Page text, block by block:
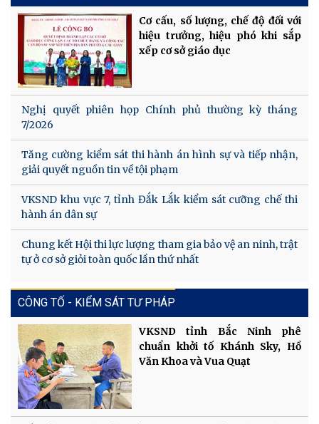
Cơ cấu, số lượng, chế độ đối với
hiệu trưởng, hiệu phó khi sắp
xếp cơ sở giáo dục
Nghị quyết phiên họp Chính phủ thường kỳ tháng
7/2026
Tăng cường kiểm sát thi hành án hình sự và tiếp nhận,
giải quyết nguồn tin về tội phạm
VKSND khu vực 7, tỉnh Đắk Lắk kiểm sát cưỡng chế thi
hành án dân sự
Chung kết Hội thi lực lượng tham gia bảo vệ an ninh, trật
tự ở cơ sở giỏi toàn quốc lần thứ nhất
CÔNG TỐ - KIỂM SÁT TƯ PHÁP
VKSND tỉnh Bắc Ninh phê
chuẩn khởi tố Khánh Sky, Hồ
Văn Khoa và Vua Quạt